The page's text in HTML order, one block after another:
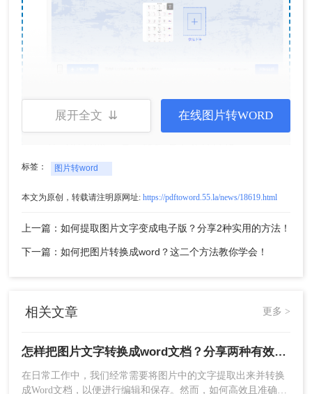
4、上传要转换的图片，需要设置自定义选项
注意：如果图片中的文字模糊或倾斜，可能会影响
方法2. 使用专业软件转换
使用专业软件转换图片文字可以提供更高的转换质
展开全文 ⇊ 在线图片转WORD
标签： 图片转word
本文为原创，转载请注明原网址: https://pdftoword.55.la/news/18619.html
上一篇：如何提取图片文字变成电子版？分享2种实用的方法！
下一篇：如何把图片转换成word？这二个方法教你学会！
相关文章 更多 >
怎样把图片文字转换成word文档？分享两种有效的方法！
在日常工作中，我们经常需要将图片中的文字提取出来并转换
成Word文档，以便进行编辑和保存。然而，如何高效且准确地